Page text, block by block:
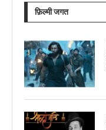
फ़िल्मी जगत